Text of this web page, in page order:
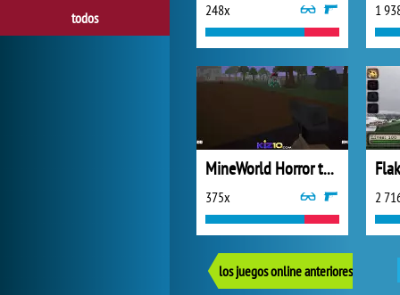
248x 1
MineWorld Horror the Mansion
375x 2
los juegos online anteriores
todos